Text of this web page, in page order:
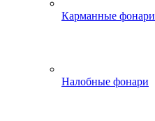
Карманные фонари
Налобные фонари